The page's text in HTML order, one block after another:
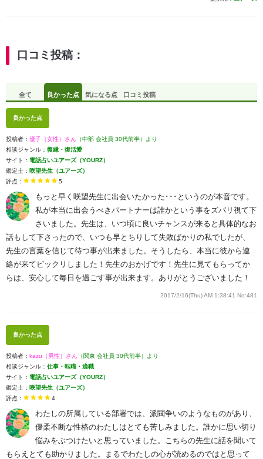
口コミ投稿：
全て 良かった点 気になる点 口コミ投稿
良かった点
投稿者： 優子（女性）さん （中部 会社員 30代前半）より
相談ジャンル： 復縁・復活愛
サイト： 電話占いユアーズ（YOURZ）
鑑定士： 咲望先生（ユアーズ）
評点：
5
もっと早く咲望先生に出会いたかった･･･というのが本音です。
私が本当に出会うべきパートナーは誰かという事をズバリ視て下
さいました。先生は、いつ頃に良いチャンスが来ると具体的なお
話もして下さったので、いつも早とちりして失敗ばかりの私でしたが、
先生の言葉を信じて待つ事が出来ました。そうしたら、本当に彼から連
絡が来てビックリしました！先生のおかげです！先生に見てもらってか
らは、安心して毎日を過ごす事が出来ます。ありがとうございました！
2017/2/16(Thu) AM 1:38:41 No:481
良かった点
投稿者： kazu（男性）さん （関東 会社員 30代前半）より
相談ジャンル： 仕事・転職・適職
サイト： 電話占いユアーズ（YOURZ）
鑑定士： 咲望先生（ユアーズ）
評点：
4
わたしの所属している部署では、派閥争いのようなものがあり、
優柔不断な性格のわたしはとても苦しみました。誰かに思い切り
悩みをぶつけたいと思っていました。こちらの先生に話を聞いて
もらえとても助かりました。まるでわたしの心が読めるのではと思って